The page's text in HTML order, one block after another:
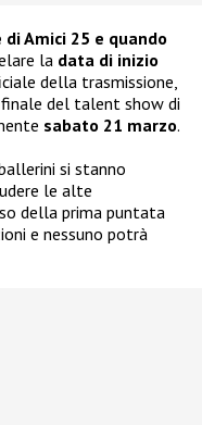
Amici 25 e quando
la data di inizio
della trasmissione,
del talent show di
sabato 21 marzo.
si stanno
le alte
della prima puntata
e nessuno potrà